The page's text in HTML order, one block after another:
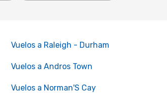
Vuelos a Raleigh - Durham
Vuelos a Andros Town
Vuelos a Norman'S Cay